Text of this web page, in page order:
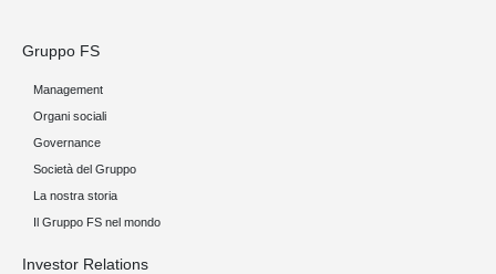
Gruppo FS
Management
Organi sociali
Governance
Società del Gruppo
La nostra storia
Il Gruppo FS nel mondo
Investor Relations